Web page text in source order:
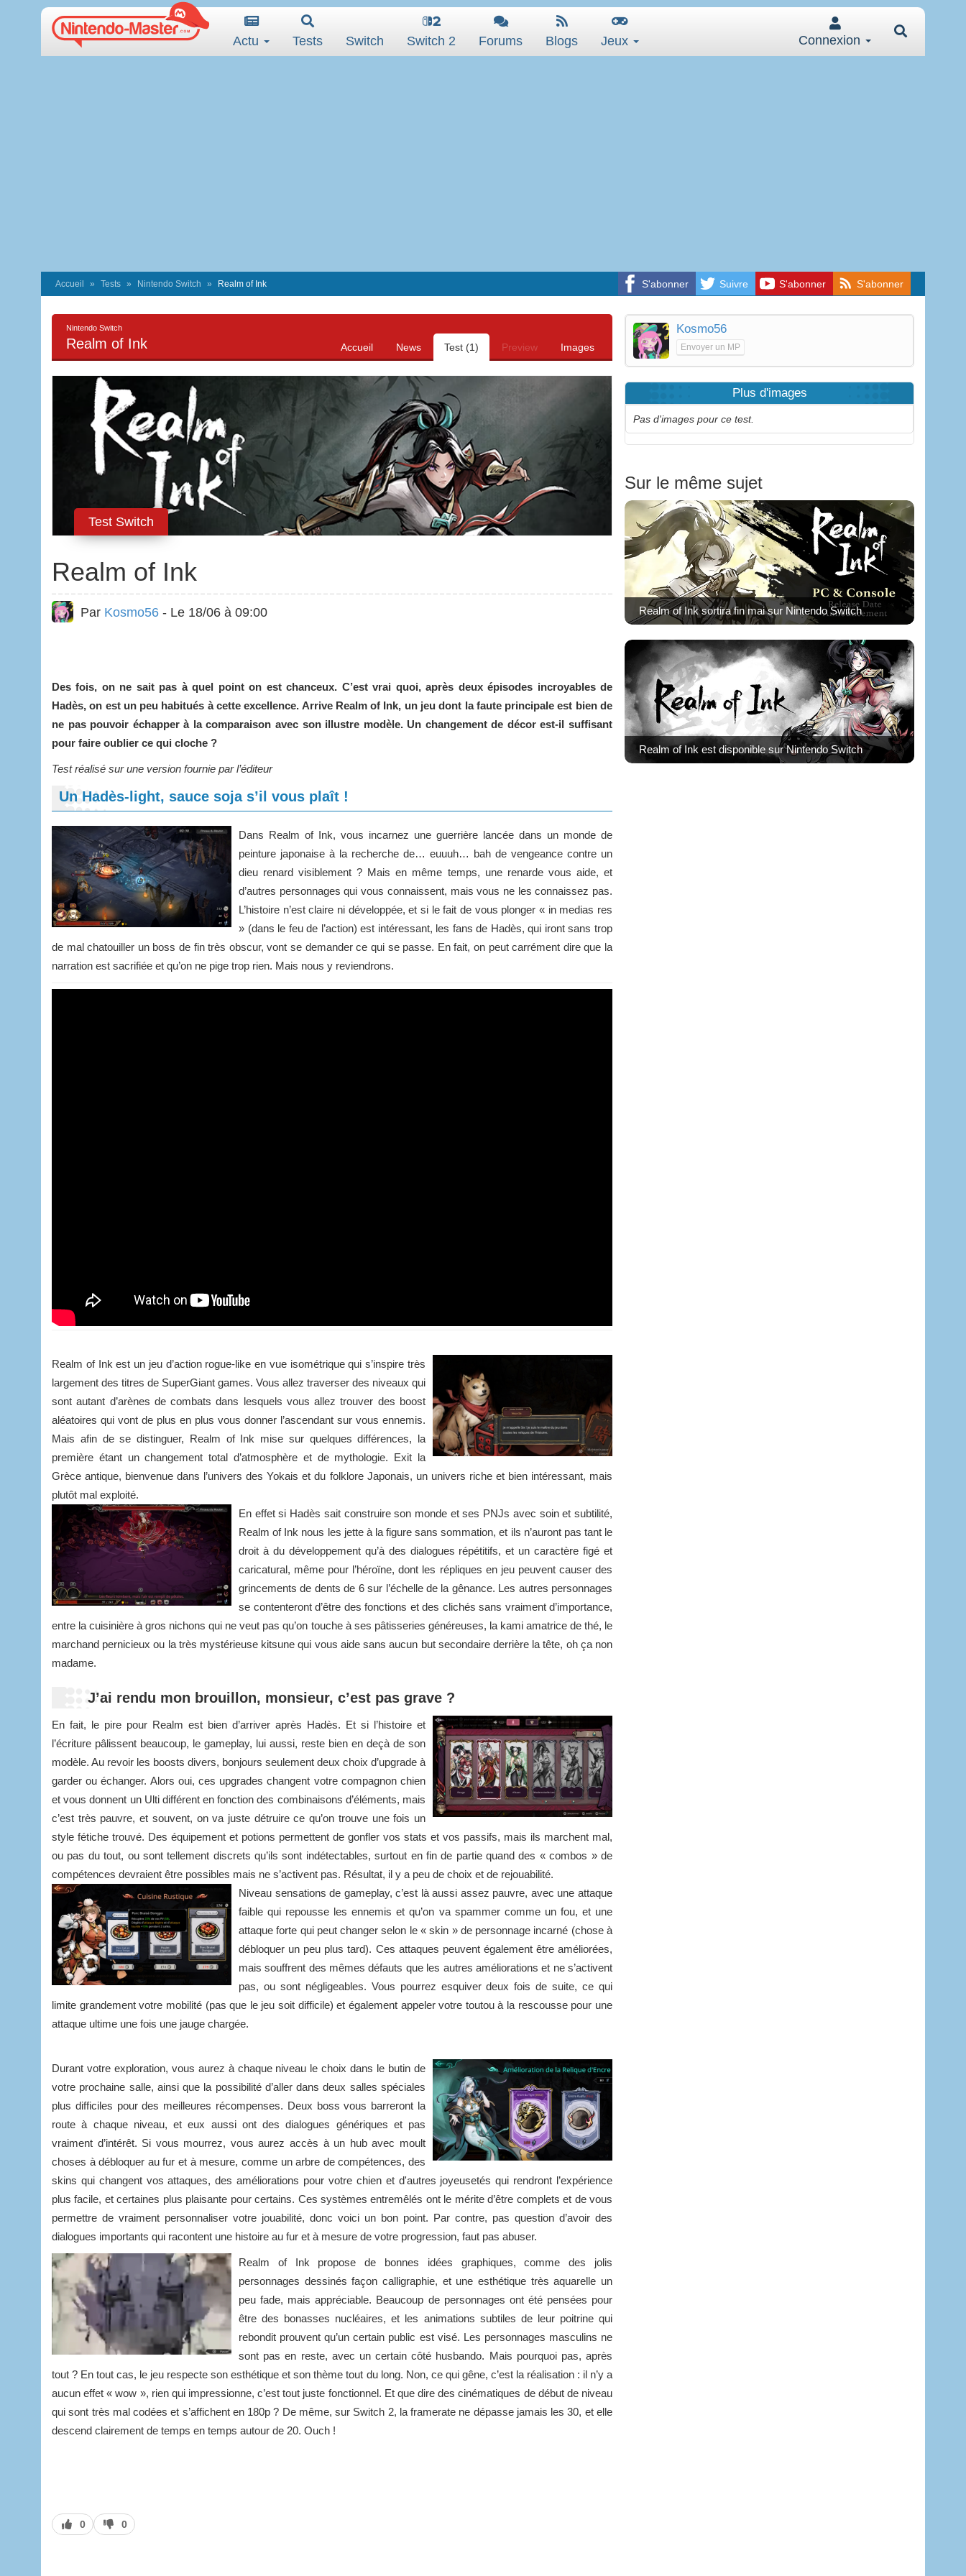
Actu Tests Switch Switch 2 Forums Blogs Jeux Connexion
S'abonner Suivre S'abonner S'abonner
Accueil Tests Nintendo Switch Realm of Ink
Nintendo Switch
Realm of Ink Accueil News Test (1) Preview Images
Test Switch
Realm of Ink
Par Kosmo56 - Le 18/06 à 09:00
Des fois, on ne sait pas à quel point on est chanceux. C’est vrai quoi, après deux épisodes incroyables de
Hadès, on est un peu habitués à cette excellence. Arrive Realm of Ink, un jeu dont la faute principale est bien de
ne pas pouvoir échapper à la comparaison avec son illustre modèle. Un changement de décor est-il suffisant
pour faire oublier ce qui cloche ?
Test réalisé sur une version fournie par l’éditeur
Un Hadès-light, sauce soja s’il vous plaît !
Dans Realm of Ink, vous incarnez une guerrière lancée dans un monde de
peinture japonaise à la recherche de… euuuh… bah de vengeance contre un
dieu renard visiblement ? Mais en même temps, une renarde vous aide, et
d’autres personnages qui vous connaissent, mais vous ne les connaissez pas.
L’histoire n’est claire ni développée, et si le fait de vous plonger « in medias res
» (dans le feu de l’action) est intéressant, les fans de Hadès, qui iront sans trop
de mal chatouiller un boss de fin très obscur, vont se demander ce qui se passe. En fait, on peut carrément dire que la
narration est sacrifiée et qu’on ne pige trop rien. Mais nous y reviendrons.
Realm of Ink est un jeu d’action rogue-like en vue isométrique qui s’inspire très
largement des titres de SuperGiant games. Vous allez traverser des niveaux qui
sont autant d’arènes de combats dans lesquels vous allez trouver des boost
aléatoires qui vont de plus en plus vous donner l’ascendant sur vous ennemis.
Mais afin de se distinguer, Realm of Ink mise sur quelques différences, la
première étant un changement total d’atmosphère et de mythologie. Exit la
Grèce antique, bienvenue dans l’univers des Yokais et du folklore Japonais, un univers riche et bien intéressant, mais
plutôt mal exploité.
En effet si Hadès sait construire son monde et ses PNJs avec soin et subtilité,
Realm of Ink nous les jette à la figure sans sommation, et ils n’auront pas tant le
droit à du développement qu’à des dialogues répétitifs, et un caractère figé et
caricatural, même pour l’héroïne, dont les répliques en jeu peuvent causer des
grincements de dents de 6 sur l’échelle de la gênance. Les autres personnages
se contenteront d’être des fonctions et des clichés sans vraiment d’importance,
entre la cuisinière à gros nichons qui ne veut pas qu’on touche à ses pâtisseries généreuses, la kami amatrice de thé, le
marchand pernicieux ou la très mystérieuse kitsune qui vous aide sans aucun but secondaire derrière la tête, oh ça non
madame.
J’ai rendu mon brouillon, monsieur, c’est pas grave ?
En fait, le pire pour Realm est bien d’arriver après Hadès. Et si l’histoire et
l’écriture pâlissent beaucoup, le gameplay, lui aussi, reste bien en deçà de son
modèle. Au revoir les boosts divers, bonjours seulement deux choix d’upgrade à
garder ou échanger. Alors oui, ces upgrades changent votre compagnon chien
et vous donnent un Ulti différent en fonction des combinaisons d’éléments, mais
c’est très pauvre, et souvent, on va juste détruire ce qu’on trouve une fois un
style fétiche trouvé. Des équipement et potions permettent de gonfler vos stats et vos passifs, mais ils marchent mal,
ou pas du tout, ou sont tellement discrets qu’ils sont indétectables, surtout en fin de partie quand des « combos » de
compétences devraient être possibles mais ne s’activent pas. Résultat, il y a peu de choix et de rejouabilité.
Niveau sensations de gameplay, c’est là aussi assez pauvre, avec une attaque
faible qui repousse les ennemis et qu’on va spammer comme un fou, et une
attaque forte qui peut changer selon le « skin » de personnage incarné (chose à
débloquer un peu plus tard). Ces attaques peuvent également être améliorées,
mais souffrent des mêmes défauts que les autres améliorations et ne s’activent
pas, ou sont négligeables. Vous pourrez esquiver deux fois de suite, ce qui
limite grandement votre mobilité (pas que le jeu soit difficile) et également appeler votre toutou à la rescousse pour une
attaque ultime une fois une jauge chargée.
Durant votre exploration, vous aurez à chaque niveau le choix dans le butin de
votre prochaine salle, ainsi que la possibilité d’aller dans deux salles spéciales
plus difficiles pour des meilleures récompenses. Deux boss vous barreront la
route à chaque niveau, et eux aussi ont des dialogues génériques et pas
vraiment d’intérêt. Si vous mourrez, vous aurez accès à un hub avec moult
choses à débloquer au fur et à mesure, comme un arbre de compétences, des
skins qui changent vos attaques, des améliorations pour votre chien et d'autres joyeusetés qui rendront l’expérience
plus facile, et certaines plus plaisante pour certains. Ces systèmes entremêlés ont le mérite d’être complets et de vous
permettre de vraiment personnaliser votre jouabilité, donc voici un bon point. Par contre, pas question d’avoir des
dialogues importants qui racontent une histoire au fur et à mesure de votre progression, faut pas abuser.
Realm of Ink propose de bonnes idées graphiques, comme des jolis
personnages dessinés façon calligraphie, et une esthétique très aquarelle un
peu fade, mais appréciable. Beaucoup de personnages ont été pensées pour
être des bonasses nucléaires, et les animations subtiles de leur poitrine qui
rebondit prouvent qu’un certain public est visé. Les personnages masculins ne
sont pas en reste, avec un certain côté husbando. Mais pourquoi pas, après
tout ? En tout cas, le jeu respecte son esthétique et son thème tout du long. Non, ce qui gêne, c’est la réalisation : il n’y a
aucun effet « wow », rien qui impressionne, c’est tout juste fonctionnel. Et que dire des cinématiques de début de niveau
qui sont très mal codées et s’affichent en 180p ? De même, sur Switch 2, la framerate ne dépasse jamais les 30, et elle
descend clairement de temps en temps autour de 20. Ouch !
J’aime
0
J’aime
pas
0
Kosmo56
Envoyer un MP
Plus d'images
Pas d'images pour ce test.
Sur le même sujet
Realm of Ink sortira fin mai sur Nintendo Switch
Realm of Ink est disponible sur Nintendo Switch